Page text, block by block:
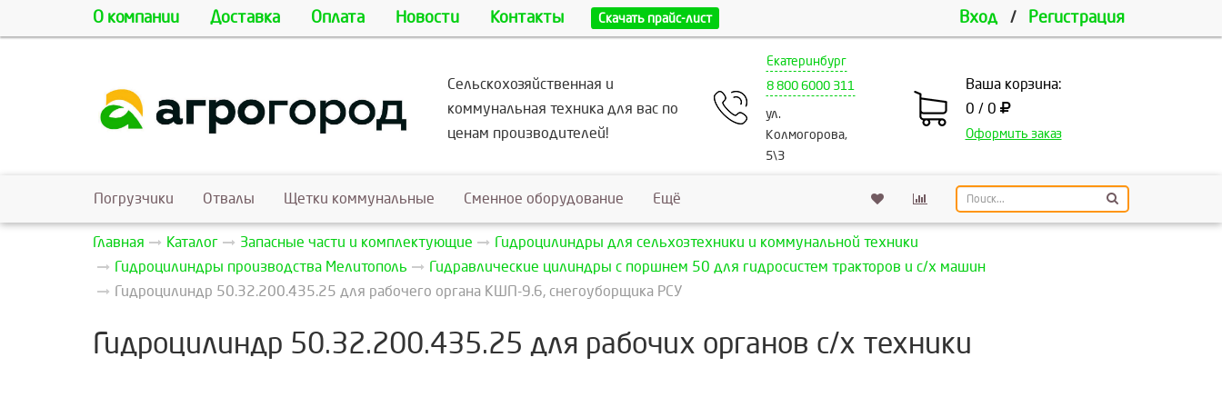
О компании Доставка Оплата Новости Контакты Скачать прайс-лист Вход / Регистрация
Сельскохозяйственная и
коммунальная техника для вас по
ценам производителей!
Екатеринбург
8 800 6000 311
ул.
Колмогорова,
5\3
Ваша корзина:
0 / 0
Оформить заказ
Погрузчики Отвалы Щетки коммунальные Сменное оборудование Ещё
Главная Каталог Запасные части и комплектующие
Гидроцилиндры для сельхозтехники и коммунальной техники
Гидроцилиндры производства Мелитополь
Гидравлические цилиндры с поршнем 50 для гидросистем тракторов и с/х машин
Гидроцилиндр 50.32.200.435.25 для рабочего органа КШП-9.6, снегоуборщика РСУ
Гидроцилиндр 50.32.200.435.25 для рабочих органов с/х техники